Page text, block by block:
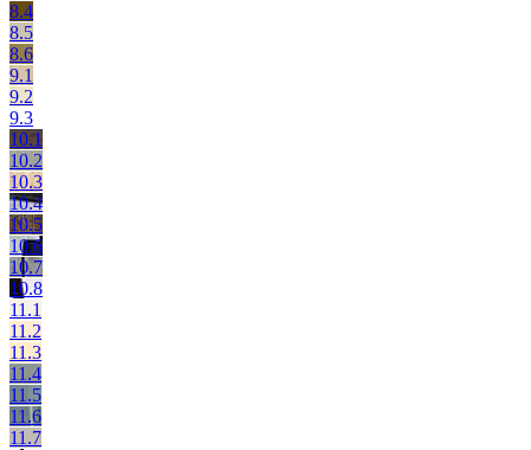
8.4
8.5
8.6
9.1
9.2
9.3
10.1
10.2
10.3
10.4
10.5
10.6
10.7
10.8
11.1
11.2
11.3
11.4
11.5
11.6
11.7